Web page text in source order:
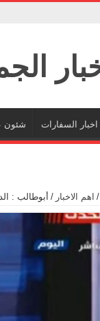
اخبار السفارات شئون
/ اهم الاخبار / أبوطالب :